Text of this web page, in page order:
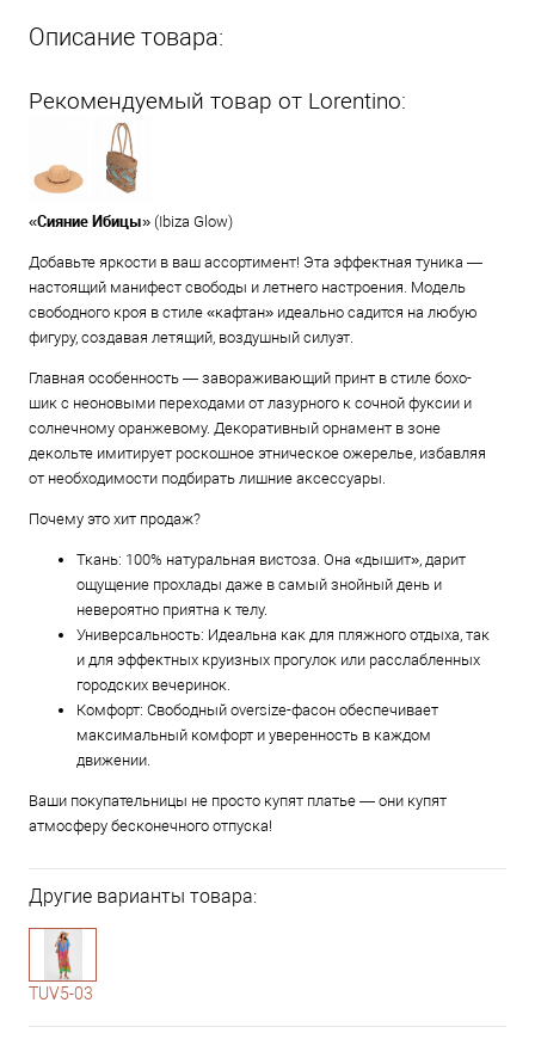
Описание товара:
Рекомендуемый товар от Lorentino:
«Сияние Ибицы» (Ibiza Glow)
Добавьте яркости в ваш ассортимент! Эта эффектная туника —
настоящий манифест свободы и летнего настроения. Модель
свободного кроя в стиле «кафтан» идеально садится на любую
фигуру, создавая летящий, воздушный силуэт.
Главная особенность — завораживающий принт в стиле бохо-
шик с неоновыми переходами от лазурного к сочной фуксии и
солнечному оранжевому. Декоративный орнамент в зоне
декольте имитирует роскошное этническое ожерелье, избавляя
от необходимости подбирать лишние аксессуары.
Почему это хит продаж?
Ткань: 100% натуральная вистоза. Она «дышит», дарит
ощущение прохлады даже в самый знойный день и
невероятно приятна к телу.
Универсальность: Идеальна как для пляжного отдыха, так
и для эффектных круизных прогулок или расслабленных
городских вечеринок.
Комфорт: Свободный oversize-фасон обеспечивает
максимальный комфорт и уверенность в каждом
движении.
Ваши покупательницы не просто купят платье — они купят
атмосферу бесконечного отпуска!
Другие варианты товара:
1-10
TUV5-03